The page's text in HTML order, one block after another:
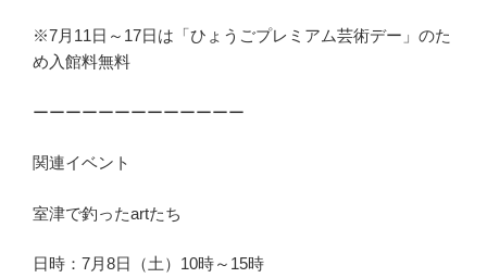
※7月11日～17日は「ひょうごプレミアム芸術デー」のた
め入館料無料
ーーーーーーーーーーーーー
関連イベント
室津で釣ったartたち
日時：7月8日（土）10時～15時